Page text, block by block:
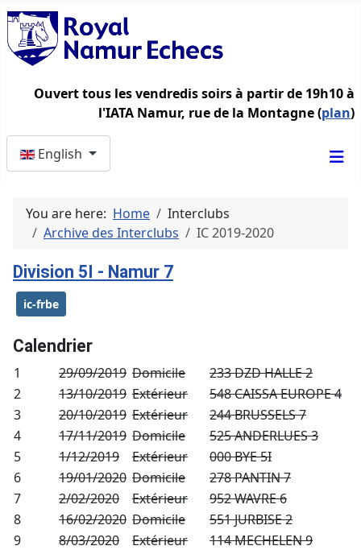
Ouvert tous les vendredis soirs à partir de 19h10 à
l'IATA Namur, rue de la Montagne (plan)
English
You are here: Home
Interclubs
Archive des Interclubs
IC 2019-2020
Division 5I - Namur 7
ic-frbe
Calendrier
1 29/09/2019 Domicile
233 DZD HALLE 2
2
13/10/2019 Extérieur
548 CAISSA EUROPE 4
3
20/10/2019 Extérieur
244 BRUSSELS 7
4
17/11/2019 Domicile
525 ANDERLUES 3
5
1/12/2019 Extérieur
000 BYE 5I
6
19/01/2020 Domicile
278 PANTIN 7
7
2/02/2020 Extérieur
952 WAVRE 6
8
16/02/2020 Domicile
551 JURBISE 2
9
8/03/2020 Extérieur
114 MECHELEN 9